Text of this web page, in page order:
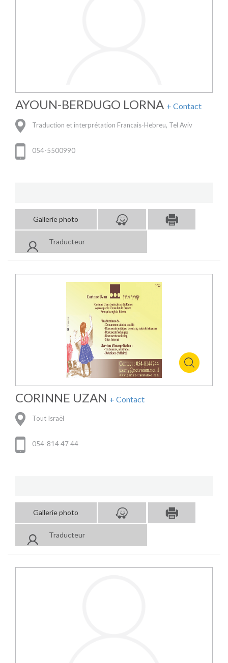
AYOUN-BERDUGO LORNA + Contact
Traduction et interprétation Francais-Hebreu, Tel Aviv
054-5500990
Gallerie photo
Traducteur
CORINNE UZAN + Contact
Tout Israël
054-814 47 44
Gallerie photo
Traducteur